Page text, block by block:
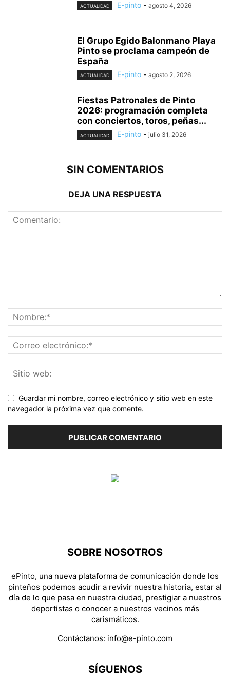
ACTUALIDAD E-pinto - agosto 4, 2026
El Grupo Egido Balonmano Playa
Pinto se proclama campeón de
España
ACTUALIDAD E-pinto - agosto 2, 2026
Fiestas Patronales de Pinto
2026: programación completa
con conciertos, toros, peñas...
ACTUALIDAD E-pinto - julio 31, 2026
SIN COMENTARIOS
DEJA UNA RESPUESTA
Guardar mi nombre, correo electrónico y sitio web en este
navegador la próxima vez que comente.
SOBRE NOSOTROS
ePinto, una nueva plataforma de comunicación donde los
pinteños podemos acudir a revivir nuestra historia, estar al
día de lo que pasa en nuestra ciudad, prestigiar a nuestros
deportistas o conocer a nuestros vecinos más
carismáticos.
Contáctanos: info@e-pinto.com
SÍGUENOS